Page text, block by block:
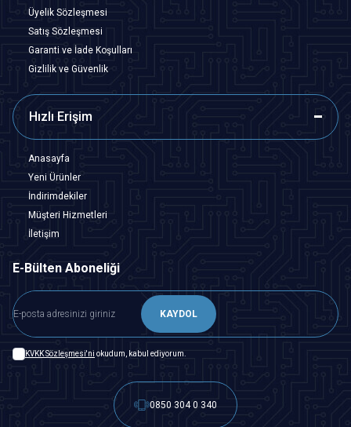
Üyelik Sözleşmesi
Satış Sözleşmesi
Garanti ve İade Koşulları
Gizlilik ve Güvenlik
Hızlı Erişim
Anasayfa
Yeni Ürünler
İndirimdekiler
Müşteri Hizmetleri
İletişim
E-Bülten Aboneliği
KAYDOL
KVKK Sözleşmesi'ni okudum, kabul ediyorum.
0850 304 0 340